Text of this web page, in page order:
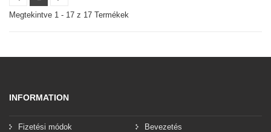
Megtekintve 1 - 17 z 17 Termékek
INFORMATION
Fizetési módok Bevezetés